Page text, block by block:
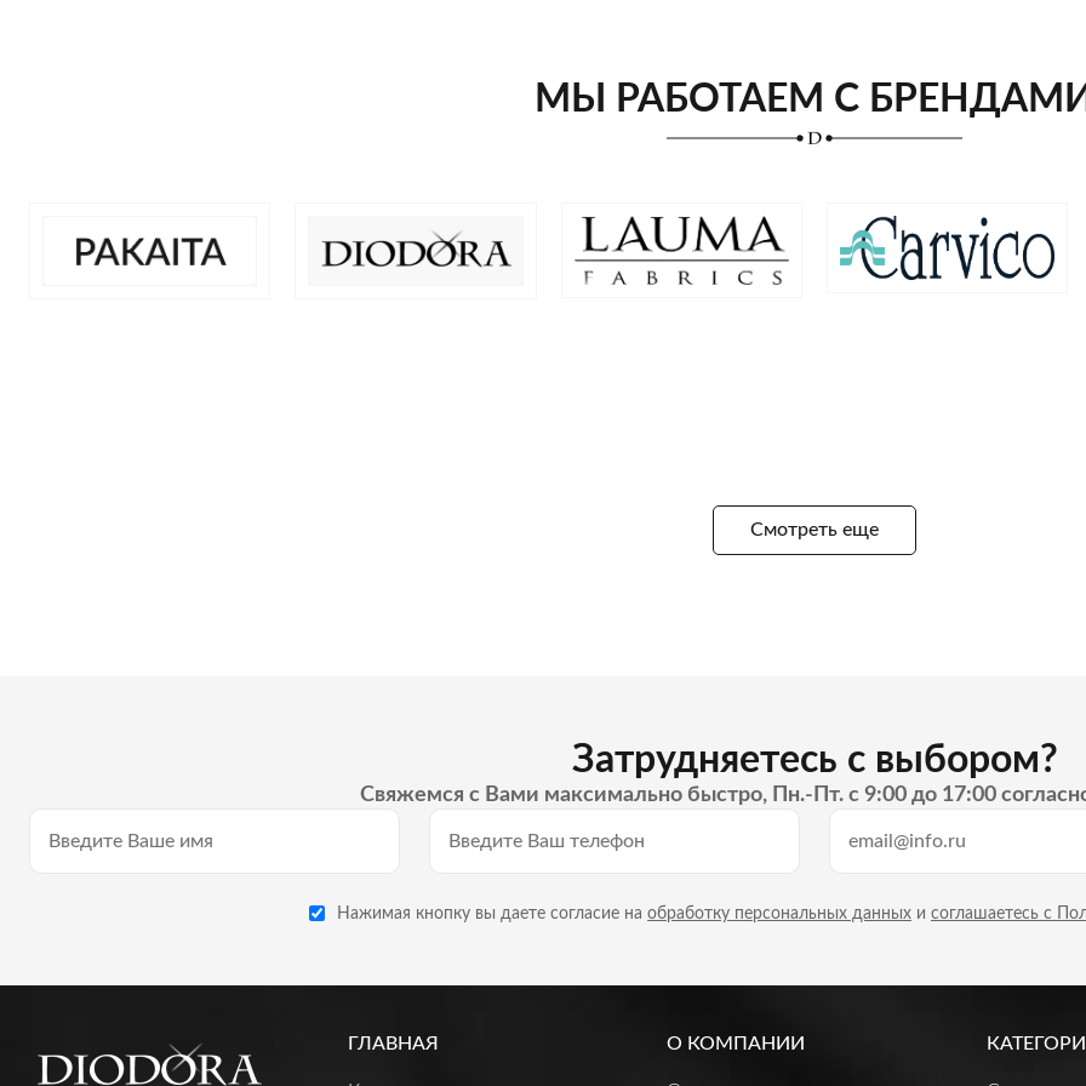
МЫ РАБОТАЕМ С
Смотреть еще
Затрудняетесь с выбором?
Свяжемся с Вами максимально быстро, Пн.-Пт. с 9:00 до 17:00
Нажимая кнопку вы даете согласие на обработку персональных данных и соглашаетесь с
ГЛАВНАЯ О КОМПАНИИ